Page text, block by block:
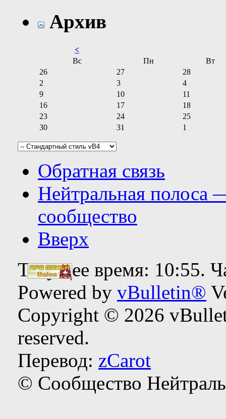
Архив
<
Вс
Пн
Вт
26
27
28
2
3
4
9
10
11
16
17
18
23
24
25
30
31 1
Обратная связь
Нейтральная полоса
сообщество
Вверх
Текущее время: 10:55.
Powered by vBulletin®
Copyright © 2026
reserved.
Перевод: zCarot
© Сообщество